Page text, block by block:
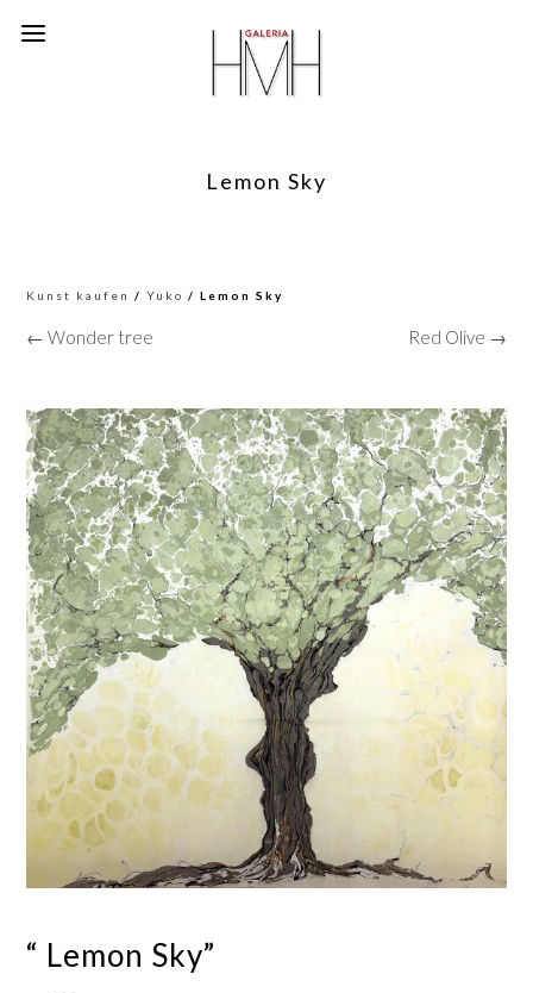
Lemon Sky
Kunst kaufen /Yuko / Lemon Sky
← Wonder tree Red Olive →
“ Lemon Sky”